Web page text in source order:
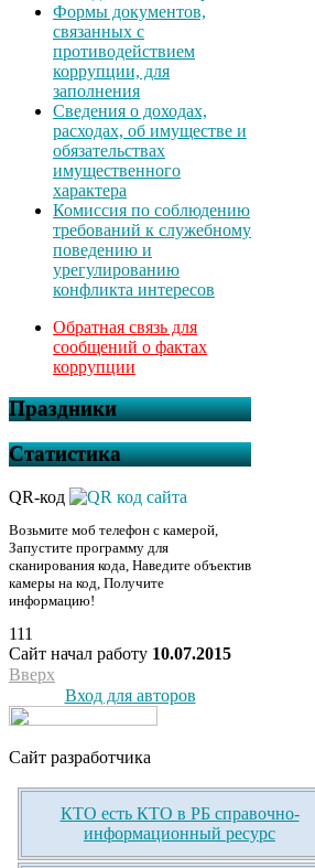
Формы документов,
связанных с
противодействием
коррупции, для
заполнения
Сведения о доходах,
расходах, об имуществе и
обязательствах
имущественного
характера
Комиссия по соблюдению
требований к служебному
поведению и
урегулированию
конфликта интересов
Обратная связь для
сообщений о фактах
коррупции
Праздники
Статистика
QR-код
Возьмите моб телефон с камерой,
Запустите программу для
сканирования кода, Наведите объектив
камеры на код, Получите
информацию!
111
Сайт начал работу 10.07.2015
Вверх
Вход для авторов
Сайт разработчика
КТО есть КТО в РБ справочно-
информационный ресурс